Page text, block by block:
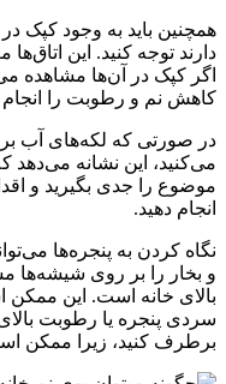
همچنین باید به وجود کپک
دارند توجه کنید. این
اگر کپک در آن‌ها مشاهده
کاهش نم و رطوبت را انجام
در صورتی که لکه‌های آب
می‌کنید، این نشانه می‌دهد
موضوع را جدی بگیرید و
انجام دهید.
نگاه کردن به پنجره‌ها
و بخار را بر روی شیشه‌ها
بالای خانه است. این ممکن
سردی پنجره یا رطوبت
برطرف کنید، زیرا ممکن